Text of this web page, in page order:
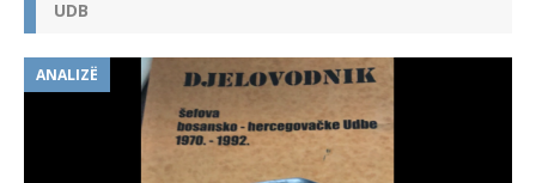
UDB
ANALIZË